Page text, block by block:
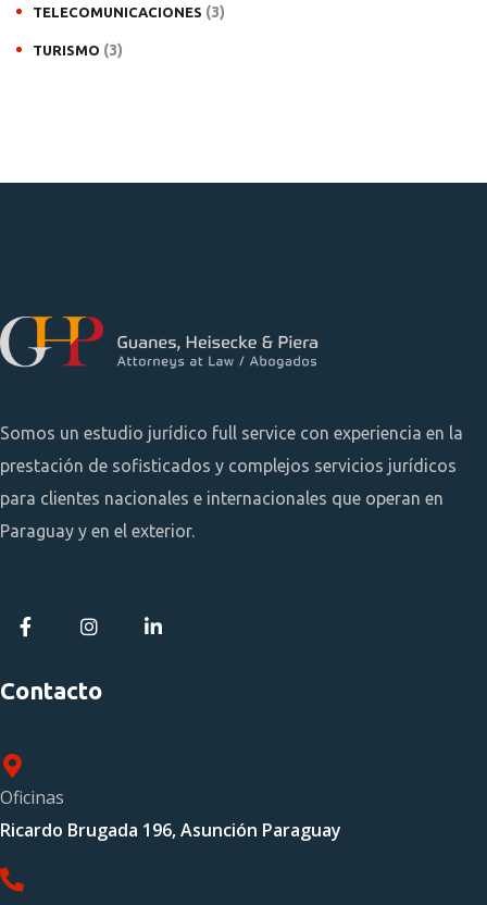
TELECOMUNICACIONES (3)
TURISMO (3)
Somos un estudio jurídico full service con experiencia en la
prestación de sofisticados y complejos servicios jurídicos
para clientes nacionales e internacionales que operan en
Paraguay y en el exterior.
Contacto
Oficinas
Ricardo Brugada 196, Asunción Paraguay